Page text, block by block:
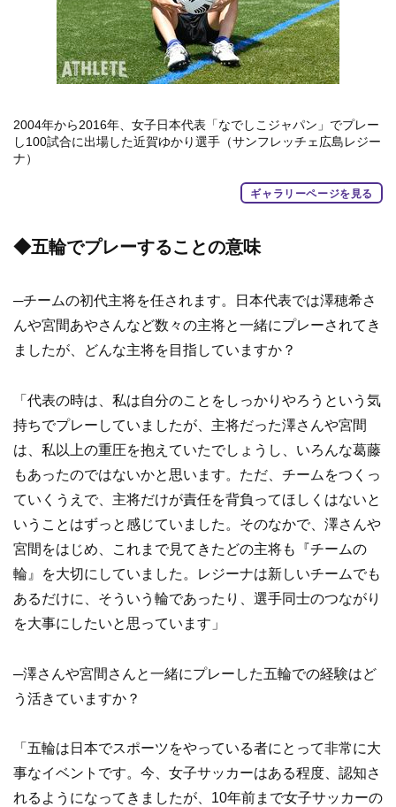
2004年から2016年、女子日本代表「なでしこジャパン」でプレー
し100試合に出場した近賀ゆかり選手（サンフレッチェ広島レジー
ナ）
ギャラリーページを見る
◆五輪でプレーすることの意味
─チームの初代主将を任されます。日本代表では澤穂希さ
んや宮間あやさんなど数々の主将と一緒にプレーされてき
ましたが、どんな主将を目指していますか？
「代表の時は、私は自分のことをしっかりやろうという気
持ちでプレーしていましたが、主将だった澤さんや宮間
は、私以上の重圧を抱えていたでしょうし、いろんな葛藤
もあったのではないかと思います。ただ、チームをつくっ
ていくうえで、主将だけが責任を背負ってほしくはないと
いうことはずっと感じていました。そのなかで、澤さんや
宮間をはじめ、これまで見てきたどの主将も『チームの
輪』を大切にしていました。レジーナは新しいチームでも
あるだけに、そういう輪であったり、選手同士のつながり
を大事にしたいと思っています」
─澤さんや宮間さんと一緒にプレーした五輪での経験はど
う活きていますか？
「五輪は日本でスポーツをやっている者にとって非常に大
事なイベントです。今、女子サッカーはある程度、認知さ
れるようになってきましたが、10年前まで女子サッカーの